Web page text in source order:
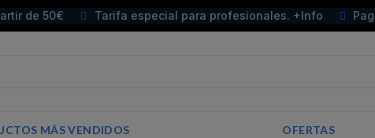
de 50€ Tarifa especial para profesionales. +Info
MÁS VENDIDOS OFERTAS